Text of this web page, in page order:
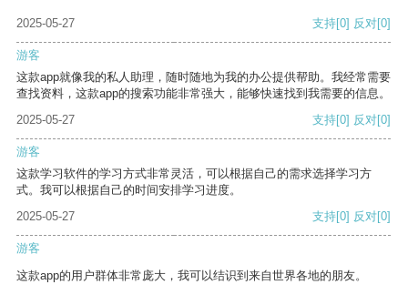
2025-05-27 支持[0] 反对[0]
游客
这款app就像我的私人助理，随时随地为我的办公提供帮助。我经常需要
查找资料，这款app的搜索功能非常强大，能够快速找到我需要的信息。
2025-05-27
支持[0] 反对[0]
游客
这款学习软件的学习方式非常灵活，可以根据自己的需求选择学习方
式。我可以根据自己的时间安排学习进度。
2025-05-27
支持[0] 反对[0]
游客
这款app的用户群体非常庞大，我可以结识到来自世界各地的朋友。